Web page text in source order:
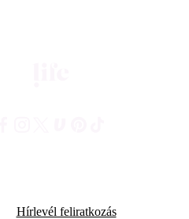
Hírlevél feliratkozás